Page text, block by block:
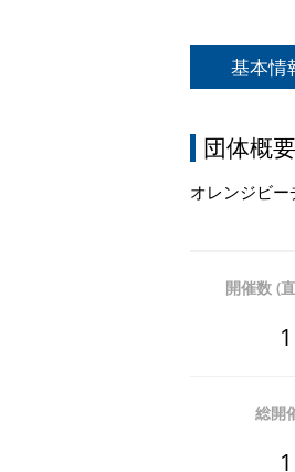
基本情
団体概要
オレンジビ
開催数 (
1
総開
1